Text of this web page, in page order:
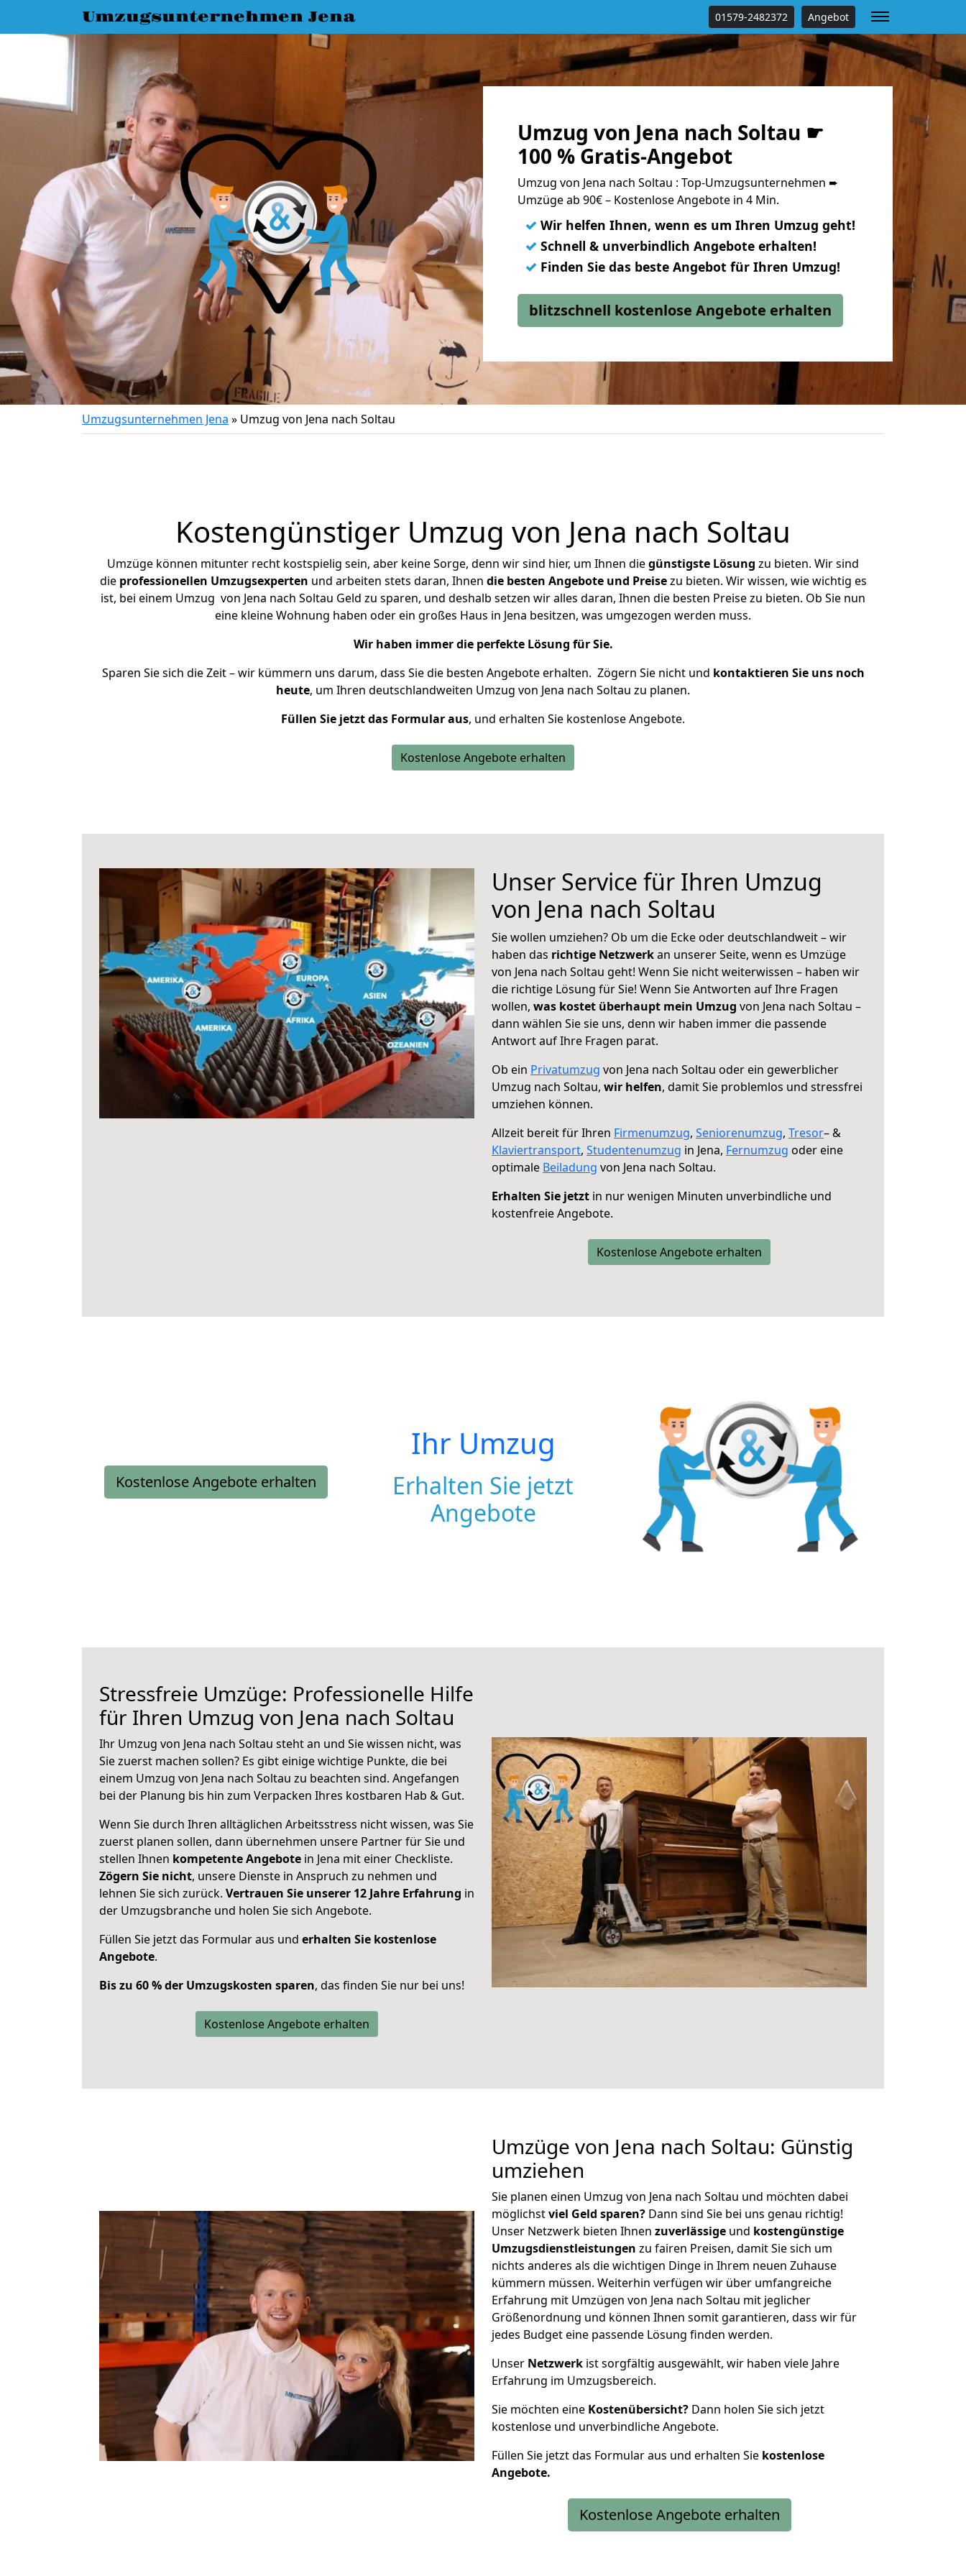
Umzugsunternehmen Jena 01579-2482372 Angebot
Umzug von Jena nach Soltau ☛
100 % Gratis-Angebot
Umzug von Jena nach Soltau : Top-Umzugsunternehmen ➨
Umzüge ab 90€ – Kostenlose Angebote in 4 Min.
✓ Wir helfen Ihnen, wenn es um Ihren Umzug geht!
✓ Schnell & unverbindlich Angebote erhalten!
✓ Finden Sie das beste Angebot für Ihren Umzug!
blitzschnell kostenlose Angebote erhalten
Umzugsunternehmen Jena » Umzug von Jena nach Soltau
Kostengünstiger Umzug von Jena nach Soltau
Umzüge können mitunter recht kostspielig sein, aber keine Sorge, denn wir sind hier, um Ihnen diegünstigste Lösung zu bieten. Wir sind
die professionellen Umzugsexperten und arbeiten stets daran, Ihnen die besten Angebote und Preisezu bieten. Wir wissen, wie wichtig es
ist, bei einem Umzug von Jena nach Soltau Geld zu sparen, und deshalb setzen wir alles daran, Ihnen die besten Preise zu bieten. Ob Sie nun
eine kleine Wohnung haben oder ein großes Haus in Jena besitzen, was umgezogen werden muss.
Wir haben immer die perfekte Lösung für Sie.
Sparen Sie sich die Zeit – wir kümmern uns darum, dass Sie die besten Angebote erhalten. Zögern Sie nicht und kontaktieren Sie uns noch
heute, um Ihren deutschlandweiten Umzug von Jena nach Soltau zu planen.
Füllen Sie jetzt das Formular aus, und erhalten Sie kostenlose Angebote.
Kostenlose Angebote erhalten
Unser Service für Ihren Umzug
von Jena nach Soltau
Sie wollen umziehen? Ob um die Ecke oder deutschlandweit – wir
haben das richtige Netzwerkan unserer Seite, wenn es Umzüge
von Jena nach Soltau geht! Wenn Sie nicht weiterwissen – haben wir
die richtige Lösung für Sie! Wenn Sie Antworten auf Ihre Fragen
wollen, was kostet überhaupt mein Umzug von Jena nach Soltau –
dann wählen Sie sie uns, denn wir haben immer die passende
Antwort auf Ihre Fragen parat.
Ob ein Privatumzug von Jena nach Soltau oder ein gewerblicher
Umzug nach Soltau, wir helfen, damit Sie problemlos und stressfrei
umziehen können.
Allzeit bereit für Ihren Firmenumzug, Seniorenumzug, Tresor– &
Klaviertransport, Studentenumzug in Jena, Fernumzug oder eine
optimale Beiladung von Jena nach Soltau.
Erhalten Sie jetzt in nur wenigen Minuten unverbindliche und
kostenfreie Angebote.
Kostenlose Angebote erhalten
Kostenlose Angebote erhalten
Ihr Umzug
Erhalten Sie jetzt
Angebote
Stressfreie Umzüge: Professionelle Hilfe
für Ihren Umzug von Jena nach Soltau
Ihr Umzug von Jena nach Soltau steht an und Sie wissen nicht, was
Sie zuerst machen sollen? Es gibt einige wichtige Punkte, die bei
einem Umzug von Jena nach Soltau zu beachten sind. Angefangen
bei der Planung bis hin zum Verpacken Ihres kostbaren Hab & Gut.
Wenn Sie durch Ihren alltäglichen Arbeitsstress nicht wissen, was Sie
zuerst planen sollen, dann übernehmen unsere Partner für Sie und
stellen Ihnen kompetente Angebote in Jena mit einer Checkliste.
Zögern Sie nicht, unsere Dienste in Anspruch zu nehmen und
lehnen Sie sich zurück. Vertrauen Sie unserer 12 Jahre Erfahrung in
der Umzugsbranche und holen Sie sich Angebote.
Füllen Sie jetzt das Formular aus und erhalten Sie kostenlose
Angebote.
Bis zu 60 % der Umzugskosten sparen, das finden Sie nur bei uns!
Kostenlose Angebote erhalten
Umzüge von Jena nach Soltau: Günstig
umziehen
Sie planen einen Umzug von Jena nach Soltau und möchten dabei
möglichstviel Geld sparen? Dann sind Sie bei uns genau richtig!
Unser Netzwerk bieten Ihnen zuverlässige und kostengünstige
Umzugsdienstleistungen zu fairen Preisen, damit Sie sich um
nichts anderes als die wichtigen Dinge in Ihrem neuen Zuhause
kümmern müssen. Weiterhin verfügen wir über umfangreiche
Erfahrung mit Umzügen von Jena nach Soltau mit jeglicher
Größenordnung und können Ihnen somit garantieren, dass wir für
jedes Budget eine passende Lösung finden werden.
Unser Netzwerk ist sorgfältig ausgewählt, wir haben viele Jahre
Erfahrung im Umzugsbereich.
Sie möchten eine Kostenübersicht? Dann holen Sie sich jetzt
kostenlose und unverbindliche Angebote.
Füllen Sie jetzt das Formular aus und erhalten Sie kostenlose
Angebote.
Kostenlose Angebote erhalten